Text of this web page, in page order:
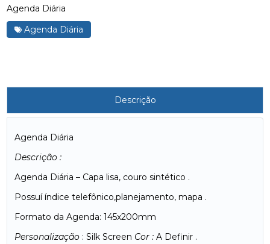
Agenda Diária
Agenda Diária
Descrição
Agenda Diária
Descrição :
Agenda Diária – Capa lisa, couro sintético .
Possuí índice telefônico,planejamento, mapa .
Formato da Agenda: 145x200mm
Personalização : Silk Screen Cor : A Definir .